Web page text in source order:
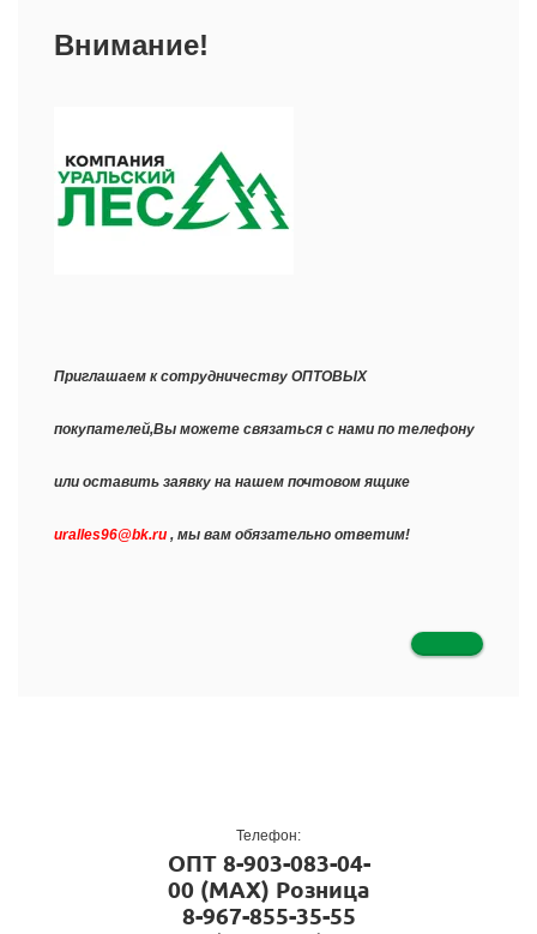
Внимание!
Приглашаем к сотрудничеству ОПТОВЫХ
покупателей,Вы можете связаться с нами по телефону
или оставить заявку на нашем почтовом ящике
uralles96@bk.ru , мы вам обязательно ответим!
Телефон:
ОПТ 8-903-083-04-
00 (MAX) Розница
8-967-855-35-55